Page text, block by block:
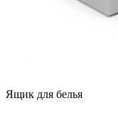
Ящик для белья